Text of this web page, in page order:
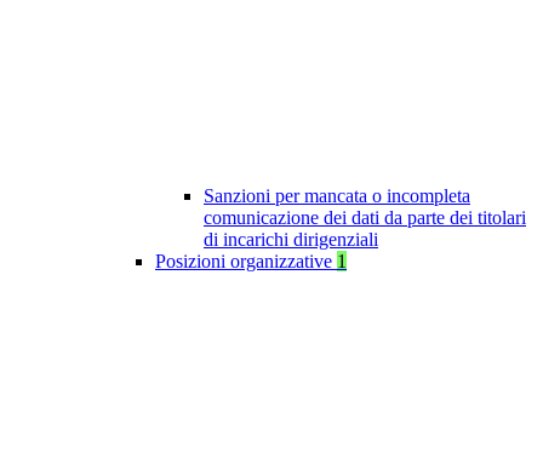
Sanzioni per mancata o incompleta
comunicazione dei dati da parte dei titolari
di incarichi dirigenziali
Posizioni organizzative 1